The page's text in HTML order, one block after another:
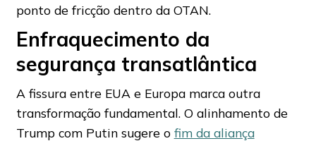
ponto de fricção dentro da OTAN.
Enfraquecimento da
segurança transatlântica
A fissura entre EUA e Europa marca outra
transformação fundamental. O alinhamento de
Trump com Putin sugere o fim da aliança